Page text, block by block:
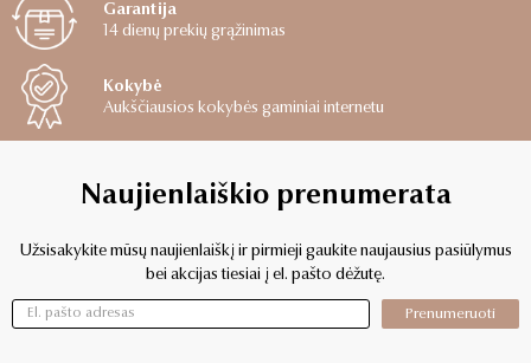
Garantija
14 dienų prekių grąžinimas
Kokybė
Aukščiausios kokybės gaminiai internetu
Naujienlaiškio prenumerata
Užsisakykite mūsų naujienlaiškį ir pirmieji gaukite naujausius pasiūlymus
bei akcijas tiesiai į el. pašto dėžutę.
Prenumeruoti